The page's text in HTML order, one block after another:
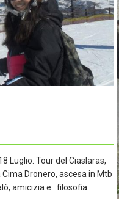
Luglio. Tour del Ciaslaras,
Dronero, ascesa in Mtb
amicizia e…filosofia.